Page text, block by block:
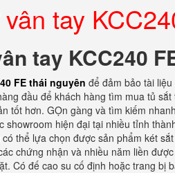
tay
tay KCC240
FE thái nguyên để đảm bảo tài
đầu để khách hàng tìm mua tủ
tốt hơn. GỌn gàng và tìm kiếm
showroom hiện đại tại nhiều tỉnh
thể lựa chọn được sản phẩm két
chứng nhận và nhiều năm liền
Có đế cao su cố định hoặc trang bị